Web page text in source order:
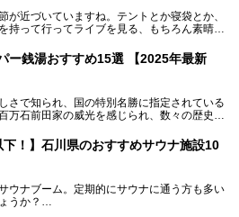
は「大江戸三つ星バイキング」がスタート！
温泉物語ホテルズ＆リゾーツ株式会社【P
戸温泉物語 あわづグランドホテルのPR記事
が近づいていますね。テントとか寝袋とか、
持って行ってライブを見る、もちろん素晴ら
いし汗や砂埃でドロドロになるしうるさくて
し、若い時はそういうのが良かったんですけ
と気楽なフェスはないかな、と探してたらあ
ェス 2017」が石川県・山代温泉の瑠璃光を
開催！
ということでしょう！！
ー銭湯おすすめ15選 【2025年最新
さで知られ、国の特別名勝に指定されている
万石前田家の威光を感じられ、数々の歴史的
に人気の観光地の1つです。北陸新幹線で東
30分と、首都圏からアクセスしやすい立地も
て温泉もぜひ楽しみたいところ。金沢エリア
ーパー銭湯をご紹介します。
下！】石川県のおすすめサウナ施設10
ウナブーム。定期的にサウナに通う方も多い
うか？